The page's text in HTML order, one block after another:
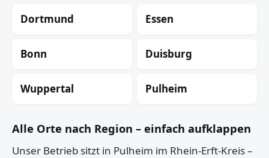
Dortmund Essen
Bonn Duisburg
Wuppertal Pulheim
Alle Orte nach Region – einfach aufklappen
Unser Betrieb sitzt in Pulheim im Rhein-Erft-Kreis –